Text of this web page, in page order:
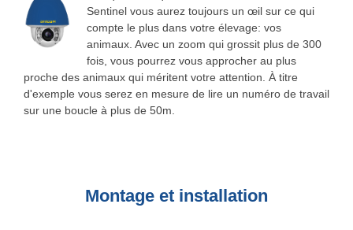
Sentinel vous aurez toujours un œil sur ce qui
compte le plus dans votre élevage: vos
animaux. Avec un zoom qui grossit plus de 300
fois, vous pourrez vous approcher au plus
proche des animaux qui méritent votre attention. À titre
d'exemple vous serez en mesure de lire un numéro de travail
sur une boucle à plus de 50m.
Montage et installation